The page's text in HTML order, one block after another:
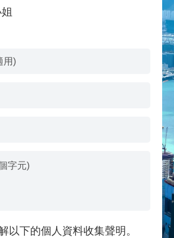
)
字元)
以下的個人資料收集聲明。